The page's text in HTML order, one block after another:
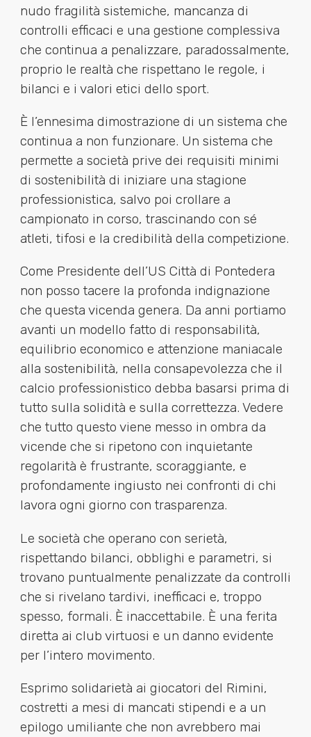
nudo fragilità sistemiche, mancanza di
controlli efficaci e una gestione complessiva
che continua a penalizzare, paradossalmente,
proprio le realtà che rispettano le regole, i
bilanci e i valori etici dello sport.
È l’ennesima dimostrazione di un sistema che
continua a non funzionare. Un sistema che
permette a società prive dei requisiti minimi
di sostenibilità di iniziare una stagione
professionistica, salvo poi crollare a
campionato in corso, trascinando con sé
atleti, tifosi e la credibilità della competizione.
Come Presidente dell’US Città di Pontedera
non posso tacere la profonda indignazione
che questa vicenda genera. Da anni portiamo
avanti un modello fatto di responsabilità,
equilibrio economico e attenzione maniacale
alla sostenibilità, nella consapevolezza che il
calcio professionistico debba basarsi prima di
tutto sulla solidità e sulla correttezza. Vedere
che tutto questo viene messo in ombra da
vicende che si ripetono con inquietante
regolarità è frustrante, scoraggiante, e
profondamente ingiusto nei confronti di chi
lavora ogni giorno con trasparenza.
Le società che operano con serietà,
rispettando bilanci, obblighi e parametri, si
trovano puntualmente penalizzate da controlli
che si rivelano tardivi, inefficaci e, troppo
spesso, formali. È inaccettabile. È una ferita
diretta ai club virtuosi e un danno evidente
per l’intero movimento.
Esprimo solidarietà ai giocatori del Rimini,
costretti a mesi di mancati stipendi e a un
epilogo umiliante che non avrebbero mai